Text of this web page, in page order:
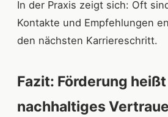
In der Praxis zeigt sich: Oft
Kontakte und Empfehlungen
den nächsten Karriereschritt.
Fazit: Förderung heißt
nachhaltiges